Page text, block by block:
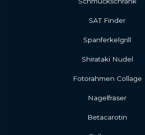
SAT Finder
Spanferkelgrill
Shirataki Nudel
Fotorahmen Collage
Nagelfräser
Betacarotin